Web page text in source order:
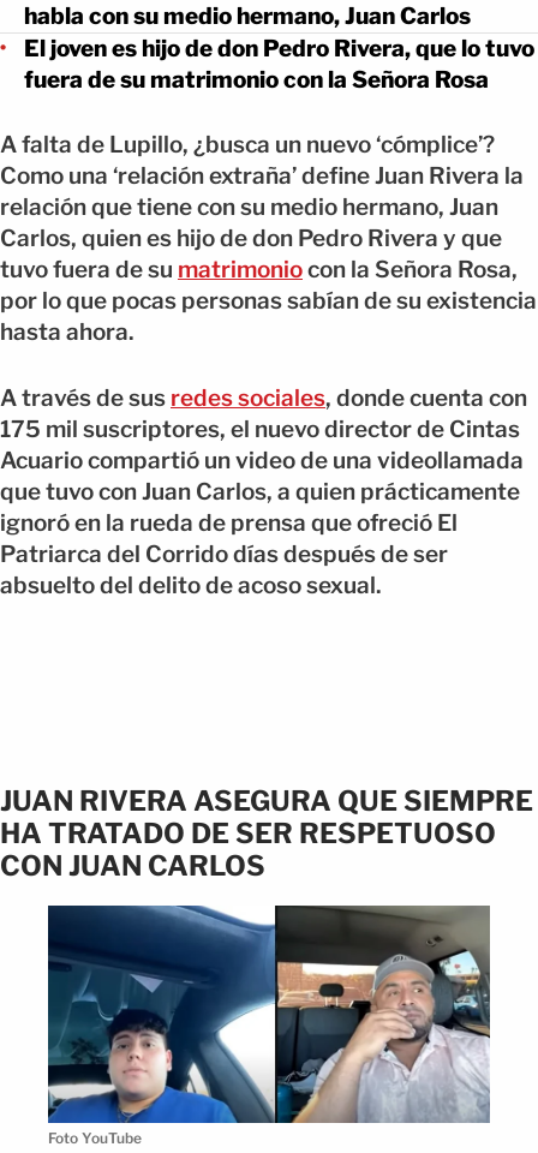
habla con su medio hermano, Juan Carlos
El joven es hijo de don Pedro Rivera, que lo tuvo
fuera de su matrimonio con la Señora Rosa
A falta de Lupillo, ¿busca un nuevo ‘cómplice’?
Como una ‘relación extraña’ define Juan Rivera la
relación que tiene con su medio hermano, Juan
Carlos, quien es hijo de don Pedro Rivera y que
tuvo fuera de su matrimoniocon la Señora Rosa,
por lo que pocas personas sabían de su existencia
hasta ahora.
A través de sus redes sociales, donde cuenta con
175 mil suscriptores, el nuevo director de Cintas
Acuario compartió un video de una videollamada
que tuvo con Juan Carlos, a quien prácticamente
ignoró en la rueda de prensa que ofreció El
Patriarca del Corrido días después de ser
absuelto del delito de acoso sexual.
JUAN RIVERA ASEGURA QUE SIEMPRE
HA TRATADO DE SER RESPETUOSO
CON JUAN CARLOS
Foto YouTube